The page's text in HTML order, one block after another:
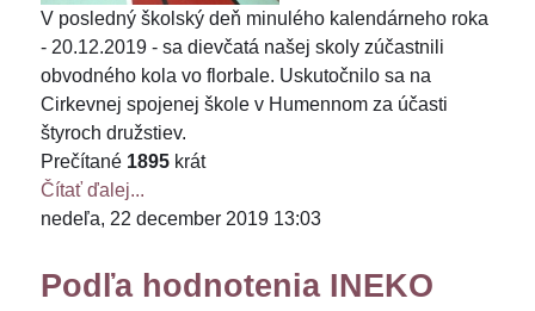
V posledný školský deň minulého kalendárneho roka
- 20.12.2019 - sa dievčatá našej skoly zúčastnili
obvodného kola vo florbale. Uskutočnilo sa na
Cirkevnej spojenej škole v Humennom za účasti
štyroch družstiev.
Prečítané 1895 krát
Čítať ďalej...
nedeľa, 22 december 2019 13:03
Podľa hodnotenia INEKO